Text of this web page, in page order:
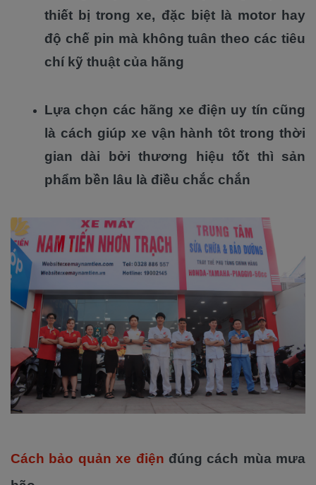
thiết bị trong xe, đặc biệt là motor hay
độ chế pin mà không tuân theo các tiêu
chí kỹ thuật của hãng
Lựa chọn các hãng xe điện uy tín cũng
là cách giúp xe vận hành tôt trong thời
gian dài bởi thương hiệu tốt thì sản
phẩm bền lâu là điều chắc chắn
Cách bảo quản xe điện đúng cách mùa mưa